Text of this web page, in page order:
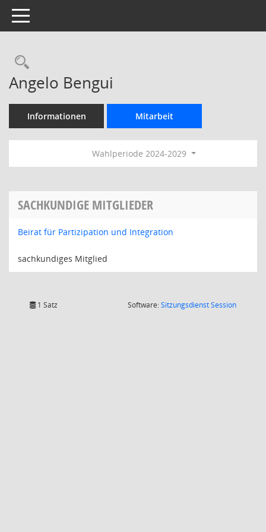
Toggle navigation
Rechercheauswahl
Angelo Bengui
Informationen Mitarbeit
Wahlperiode 2024-2029
SACHKUNDIGE MITGLIEDER
Beirat für Partizipation und Integration
sachkundiges Mitglied
1 Satz Software:SitzungsdienstSession(Wird in